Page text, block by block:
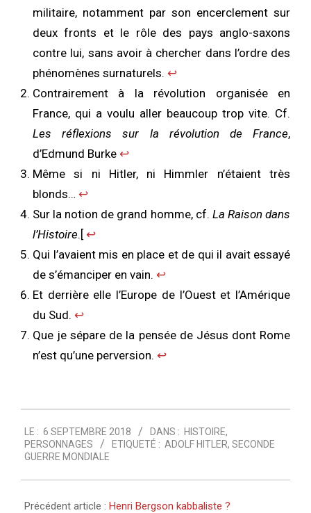
militaire, notamment par son encerclement sur
deux fronts et le rôle des pays anglo-saxons
contre lui, sans avoir à chercher dans l’ordre des
phénomènes surnaturels. ↩︎
Contrairement à la révolution organisée en
France, qui a voulu aller beaucoup trop vite. Cf.
Les réflexions sur la révolution de France,
d’Edmund Burke ↩︎
Même si ni Hitler, ni Himmler n’étaient très
blonds… ↩︎
Sur la notion de grand homme, cf. La Raison dans
l’Histoire.[↩︎
Qui l’avaient mis en place et de qui il avait essayé
de s’émanciper en vain. ↩︎
Et derrière elle l’Europe de l’Ouest et l’Amérique
du Sud. ↩︎
Que je sépare de la pensée de Jésus dont Rome
n’est qu’une perversion. ↩︎
09-
06
LE : 6 SEPTEMBRE 2018 DANS : HISTOIRE,
PERSONNAGES
ETIQUETÉ : ADOLF HITLER, SECONDE
GUERRE MONDIALE
Précédent article : Henri Bergson kabbaliste ?